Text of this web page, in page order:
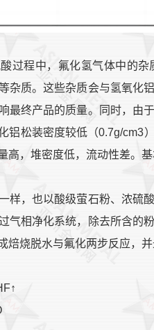
过程中，氟化氢气体中的
杂质。这些杂质会与氢氧化
最终产品的质量。同时，由
铝松装密度较低（0.7g/cm3
高，堆密度低，流动性差。
样，也以酸级萤石粉、浓硫
气相净化系统，除去所含的
焙烧脱水与氟化两步反应，